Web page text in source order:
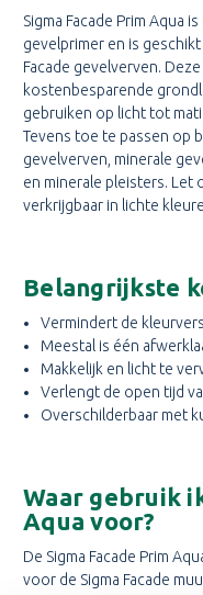
Sigma Facade Prim Aqua is
gevelprimer en is
Facade gevelverven.
kostenbesparende
gebruiken op licht tot
Tevens toe te passen op
gevelverven, minerale
en minerale pleisters. Let
verkrijgbaar in lichte
Belangrijkste
Vermindert de
Meestal is één
Makkelijk en licht te
Verlengt de open tijd
Overschilderbaar met
Waar gebruik
Aqua voor?
De Sigma Facade Prim
voor de Sigma Facade